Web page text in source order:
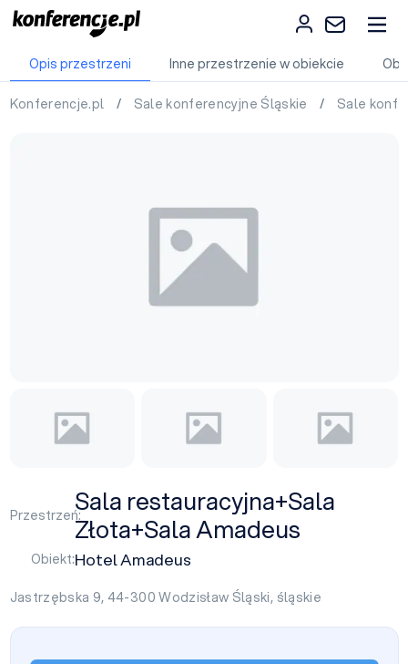
Opis przestrzeni Inne przestrzenie w obiekcie
Konferencje.pl / Sale konferencyjne Śląskie / Sale
Przestrzeń:Sala restauracyjna+Sala
Złota+Sala Amadeus
Obiekt:Hotel Amadeus
Jastrzębska 9, 44-300Wodzisław Śląski, śląskie